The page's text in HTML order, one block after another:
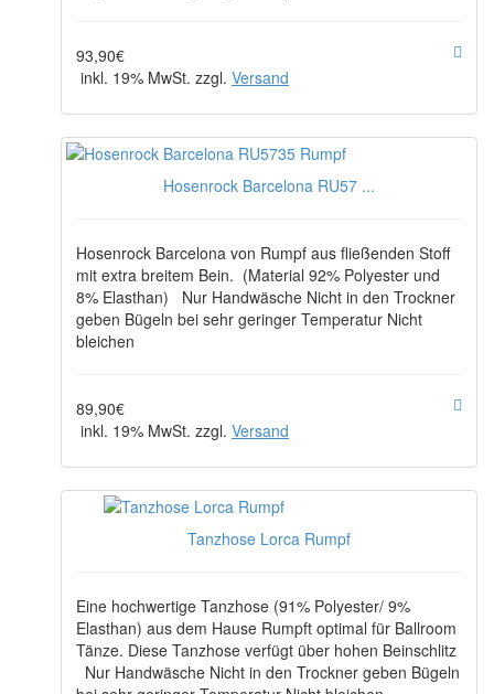
93,90€
inkl. 19% MwSt. zzgl. Versand
Hosenrock Barcelona RU57 ...
Hosenrock Barcelona von Rumpf aus fließenden Stoff
mit extra breitem Bein. (Material 92% Polyester und
8% Elasthan) Nur Handwäsche Nicht in den Trockner
geben Bügeln bei sehr geringer Temperatur Nicht
bleichen
89,90€
inkl. 19% MwSt. zzgl. Versand
Tanzhose Lorca Rumpf
Eine hochwertige Tanzhose (91% Polyester/ 9%
Elasthan) aus dem Hause Rumpft optimal für Ballroom
Tänze. Diese Tanzhose verfügt über hohen Beinschlitz
Nur Handwäsche Nicht in den Trockner geben Bügeln